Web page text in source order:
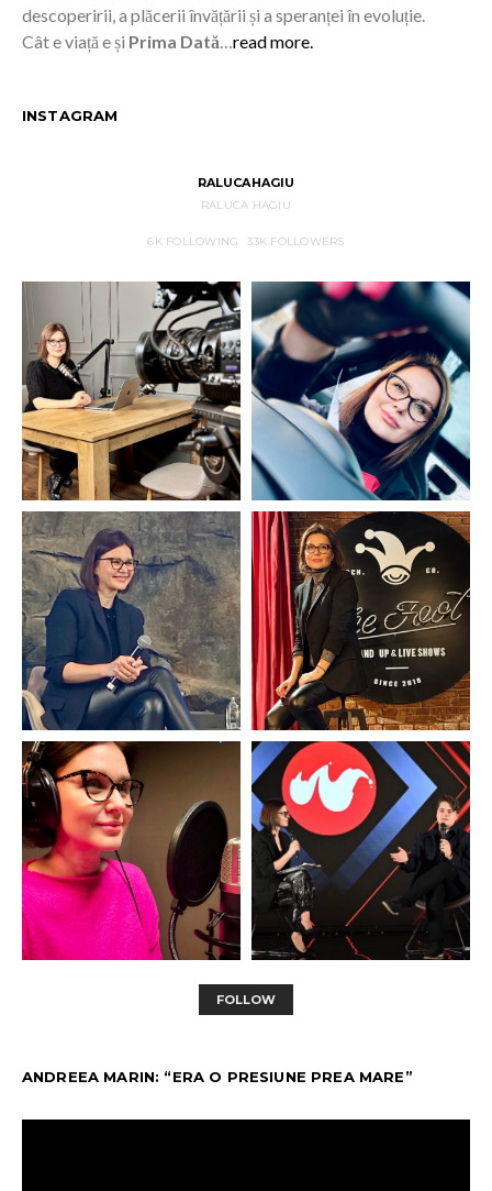
descoperirii, a plăcerii învățării și a speranței în evoluție.
Cât e viață e și Prima Dată…read more.
INSTAGRAM
RALUCAHAGIU
RALUCA HAGIU
6KFOLLOWING 33K FOLLOWERS
FOLLOW
ANDREEA MARIN: “ERA O PRESIUNE PREA MARE”